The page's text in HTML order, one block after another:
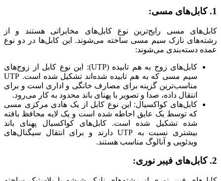
1. کابل‌های مسی:
کابل‌های مسی رایج‌ترین نوع کابل‌های مخابراتی هستند و از
رشته‌های نازک سیم مسی ساخته می‌شوند. این کابل‌ها در دو نوع
عمده دسته‌بندی می‌شوند:
کابل‌های زوج به هم تابیده (UTP): این نوع کابل از زوج‌های
سیم مسی که به هم تابیده شده‌اند تشکیل شده است. UTP
مناسب‌ترین گزینه برای مصارف خانگی و اداری است و برای
انتقال داده، صدا و تصویر با پهنای باند محدود به کار می‌رود.
کابل‌های کواکسیال: این نوع کابل از یک هادی مرکزی مسی
که توسط یک عایق احاطه شده است و یک لایه محافظ بافته
شده تشکیل شده است. کابل‌های کواکسیال پهنای باند
بیشتری نسبت به UTP دارند و برای انتقال سیگنال‌های
ویدئویی و آنالوگ مناسب هستند.
2. کابل‌های فیبر نوری: